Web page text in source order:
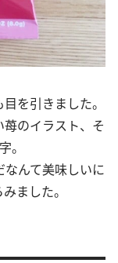
を引きました。
のイラスト、そ
。
んて美味しいに
ました。